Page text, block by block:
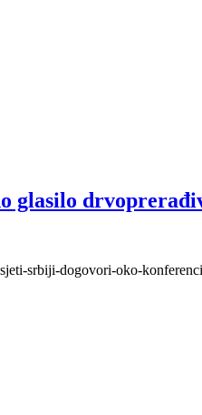
glasilo
srbiji-dogovori-oko-